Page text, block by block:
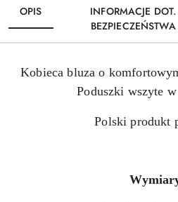
OPIS
INFORMACJE DOT.
BEZPIECZEŃSTWA
Kobieca bluza o
Poduszki wszyte
Polski produkt